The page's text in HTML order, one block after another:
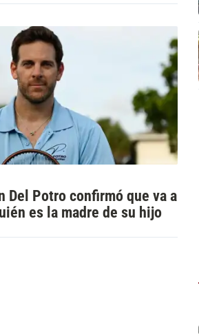
Del Potro confirmó que va a
es la madre de su hijo